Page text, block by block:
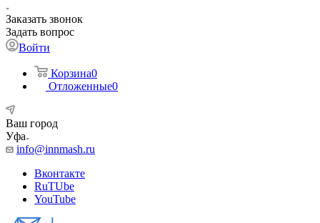
Заказать звонок
Задать вопрос
Войти
Корзина0
Отложенные0
Ваш город
Уфа
info@innmash.ru
Вконтакте
RuTUbe
YouTube